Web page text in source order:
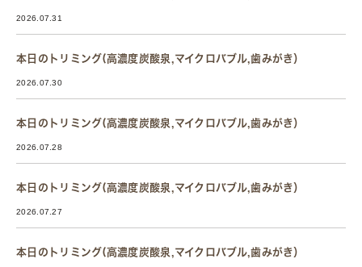
2026.07.31
本日のトリミング(高濃度炭酸泉,マイクロバブル,歯みがき）
2026.07.30
本日のトリミング(高濃度炭酸泉,マイクロバブル,歯みがき）
2026.07.28
本日のトリミング(高濃度炭酸泉,マイクロバブル,歯みがき）
2026.07.27
本日のトリミング(高濃度炭酸泉,マイクロバブル,歯みがき）